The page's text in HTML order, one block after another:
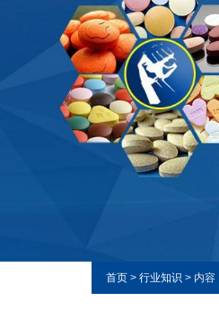
首页 > 行业知识 > 内容